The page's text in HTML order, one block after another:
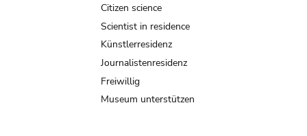
Citizen science
Scientist in residence
Künstlerresidenz
Journalistenresidenz
Freiwillig
Museum unterstützen